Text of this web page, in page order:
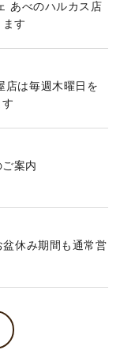
あべのハルカス店
す
店は毎週木曜日を
案内
休み期間も通常営